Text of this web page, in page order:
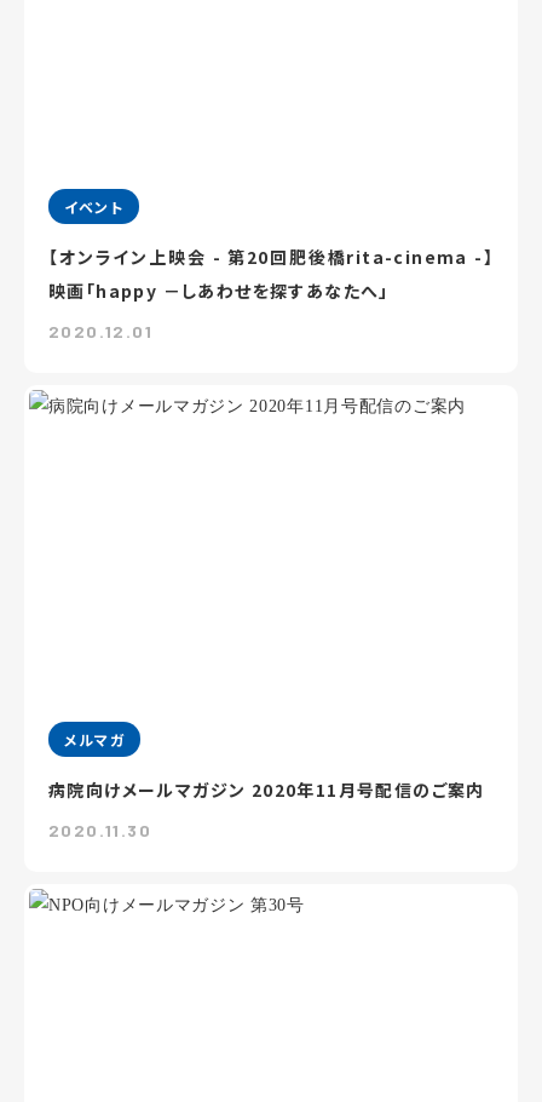
イベント
【オンライン上映会 - 第20回肥後橋rita-cinema -】
映画「happy －しあわせを探すあなたへ」
2020.12.01
メルマガ
病院向けメールマガジン 2020年11月号配信のご案内
2020.11.30